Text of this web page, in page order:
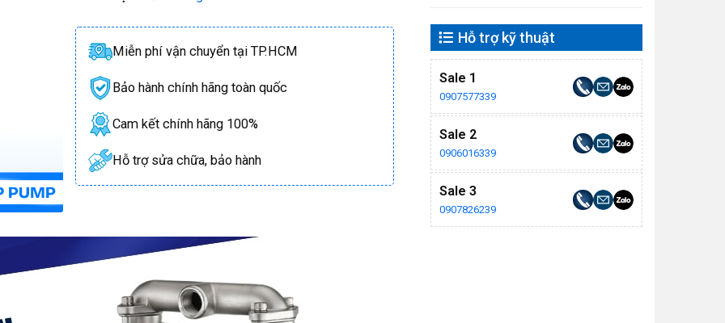
Miễn phí vận chuyển tại TP.HCM
Bảo hành chính hãng toàn quốc
Cam kết chính hãng 100%
Hỗ trợ sửa chữa, bảo hành
Hỗ trợ kỹ thuật
Sale 1
0907577339
Sale 2
0906016339
Sale 3
0907826239